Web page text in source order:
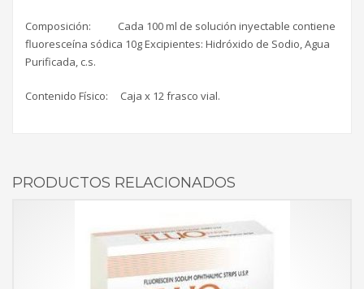
Composición: Cada 100 ml de solución inyectable contiene
fluoresceína sódica 10g Excipientes: Hidróxido de Sodio, Agua
Purificada, c.s.
Contenido Físico: Caja x 12 frasco vial.
PRODUCTOS RELACIONADOS